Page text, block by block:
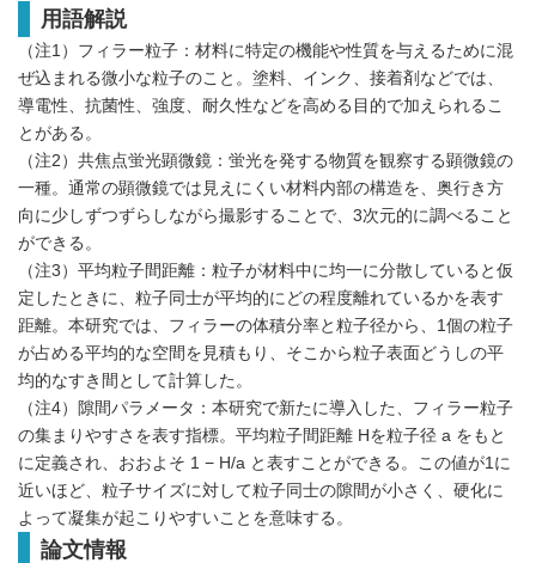
用語解説
（注1）フィラー粒子：材料に特定の機能や性質を与えるために混
ぜ込まれる微小な粒子のこと。塗料、インク、接着剤などでは、
導電性、抗菌性、強度、耐久性などを高める目的で加えられるこ
とがある。
（注2）共焦点蛍光顕微鏡：蛍光を発する物質を観察する顕微鏡の
一種。通常の顕微鏡では見えにくい材料内部の構造を、奥行き方
向に少しずつずらしながら撮影することで、3次元的に調べること
ができる。
（注3）平均粒子間距離：粒子が材料中に均一に分散していると仮
定したときに、粒子同士が平均的にどの程度離れているかを表す
距離。本研究では、フィラーの体積分率と粒子径から、1個の粒子
が占める平均的な空間を見積もり、そこから粒子表面どうしの平
均的なすき間として計算した。
（注4）隙間パラメータ：本研究で新たに導入した、フィラー粒子
の集まりやすさを表す指標。平均粒子間距離 Hを粒子径 a をもと
に定義され、おおよそ 1 − H/a と表すことができる。この値が1に
近いほど、粒子サイズに対して粒子同士の隙間が小さく、硬化に
よって凝集が起こりやすいことを意味する。
論文情報